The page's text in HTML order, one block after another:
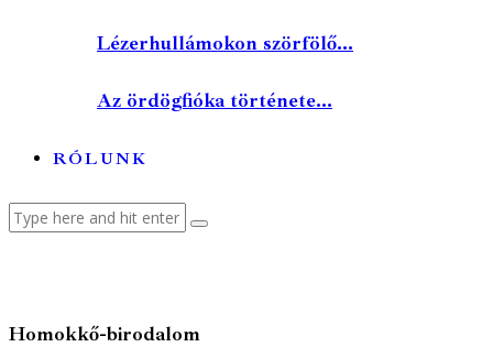
Lézerhullámokon szörfölő...
Az ördögfióka története...
RÓLUNK
Homokkő-birodalom